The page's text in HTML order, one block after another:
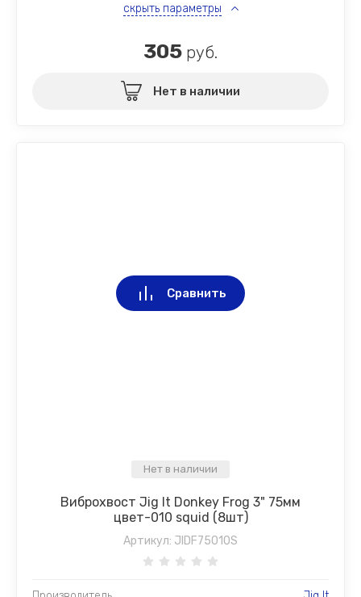
скрыть параметры
305 руб.
Нет в наличии
Нет в наличии
Виброхвост Jig It Donkey Frog 3" 75мм
цвет-010 squid (8шт)
Артикул: JIDF75010S
Сравнить